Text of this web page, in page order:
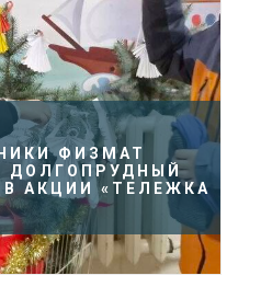
ФИЗМАТ
ДОЛГОПРУДНЫЙ
АКЦИИ «ТЕЛЕЖКА